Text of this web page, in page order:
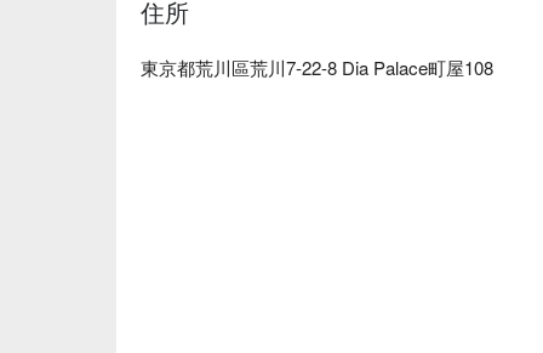
night, or with the family. This is a restaurant where
※ This translation includes content generated by AI.
住所
東京都荒川區荒川7-22-8 Dia Palace町屋108